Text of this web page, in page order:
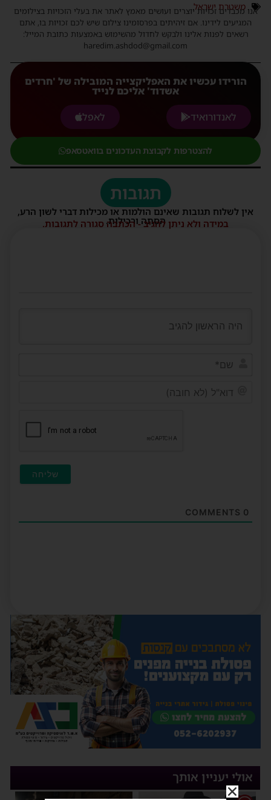
משטרת ישראל
אנו מכבדים זכויות יוצרים ועושים מאמץ לאתר את בעלי הזכויות בצילומים
המגיעים לידינו. אם זיהיתים בפרסומינו צילום שיש לכם זכויות בו, אתם
רשאים לפנות אלינו ולבקש לחדול מהשימוש באמצעות כתובת המייל:
haredim.ashdod@gmail.com
הורידו עכשיו את האפליקצייה המובילה של 'חרדים
אשדוד' אליכם לנייד
לאנדורואיד
לאפל
להצטרפות לקבוצת העדכונים בוואטסאפ
תגובות
אין לשלוח תגובות שאינם הולמות או מכילות דברי לשון הרע,
הסתה ורכילות.
במידה ולא ניתן להגיב - הכתבה סגורה לתגובות.
0
אולי יעניין אותך